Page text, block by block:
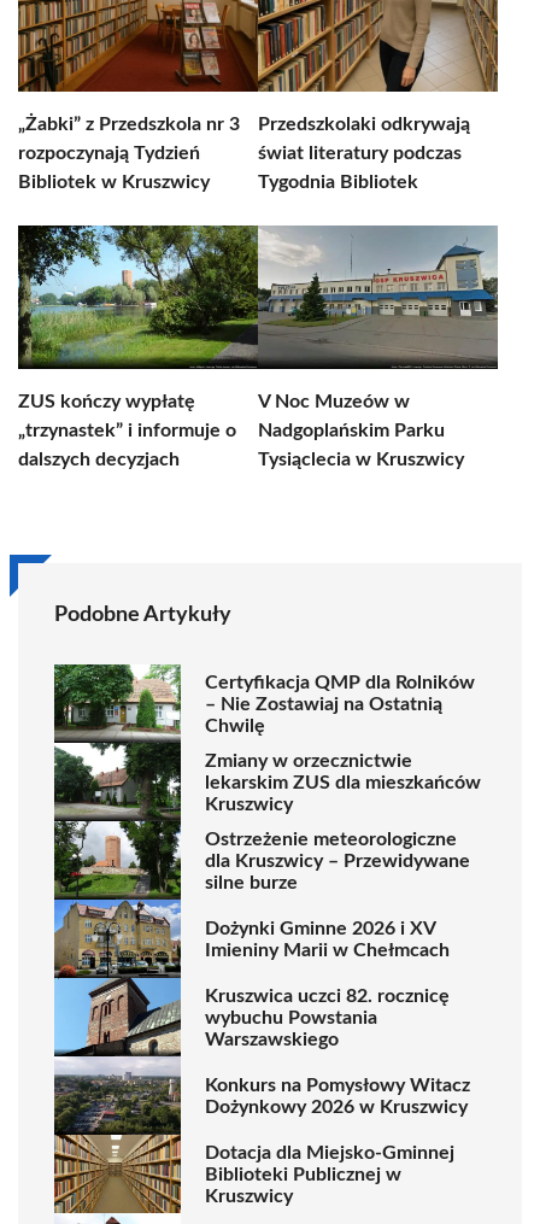
„Żabki” z Przedszkola nr 3
rozpoczynają Tydzień
Bibliotek w Kruszwicy
Przedszkolaki odkrywają
świat literatury podczas
Tygodnia Bibliotek
ZUS kończy wypłatę
„trzynastek” i informuje o
dalszych decyzjach
V Noc Muzeów w
Nadgoplańskim Parku
Tysiąclecia w Kruszwicy
Podobne Artykuły
Certyfikacja QMP dla Rolników
– Nie Zostawiaj na Ostatnią
Chwilę
Zmiany w orzecznictwie
lekarskim ZUS dla mieszkańców
Kruszwicy
Ostrzeżenie meteorologiczne
dla Kruszwicy – Przewidywane
silne burze
Dożynki Gminne 2026 i XV
Imieniny Marii w Chełmcach
Kruszwica uczci 82. rocznicę
wybuchu Powstania
Warszawskiego
Konkurs na Pomysłowy Witacz
Dożynkowy 2026 w Kruszwicy
Dotacja dla Miejsko-Gminnej
Biblioteki Publicznej w
Kruszwicy